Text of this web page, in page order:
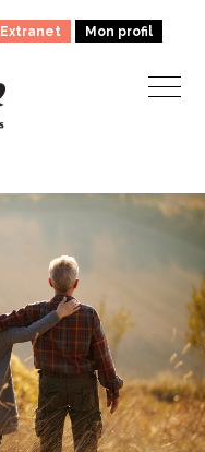
Extranet Mon profil